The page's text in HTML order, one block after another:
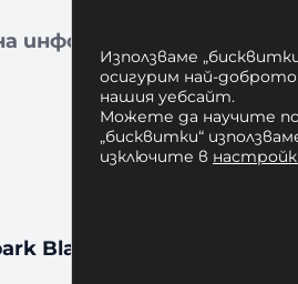
информация
Боксови
Black
Използваме
осигурим най-доброто
нашия уебсайт.
Можете да научите
„бисквитки“
изключите в